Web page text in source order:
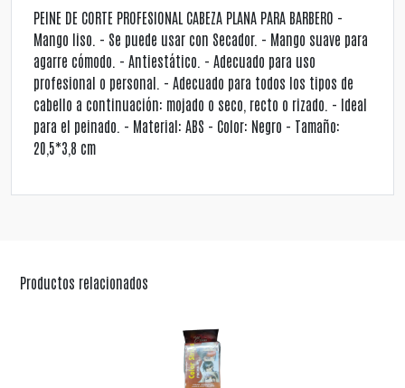
PEINE DE CORTE PROFESIONAL CABEZA PLANA PARA BARBERO -
Mango liso. - Se puede usar con Secador. - Mango suave para
agarre cómodo. - Antiestático. - Adecuado para uso
profesional o personal. - Adecuado para todos los tipos de
cabello a continuación: mojado o seco, recto o rizado. - Ideal
para el peinado. - Material: ABS - Color: Negro - Tamaño:
20,5*3,8 cm
Productos relacionados